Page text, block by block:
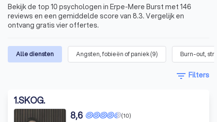
Bekijk de top 10 psychologen in Erpe-Mere Burst met 146
reviews en een gemiddelde score van 8.3. Vergelijk en
ontvang gratis vier offertes.
Alle diensten Angsten, fobieën of paniek(9) Burn-out,
filter_list Filters
1.SKOG.
(10)
8,6